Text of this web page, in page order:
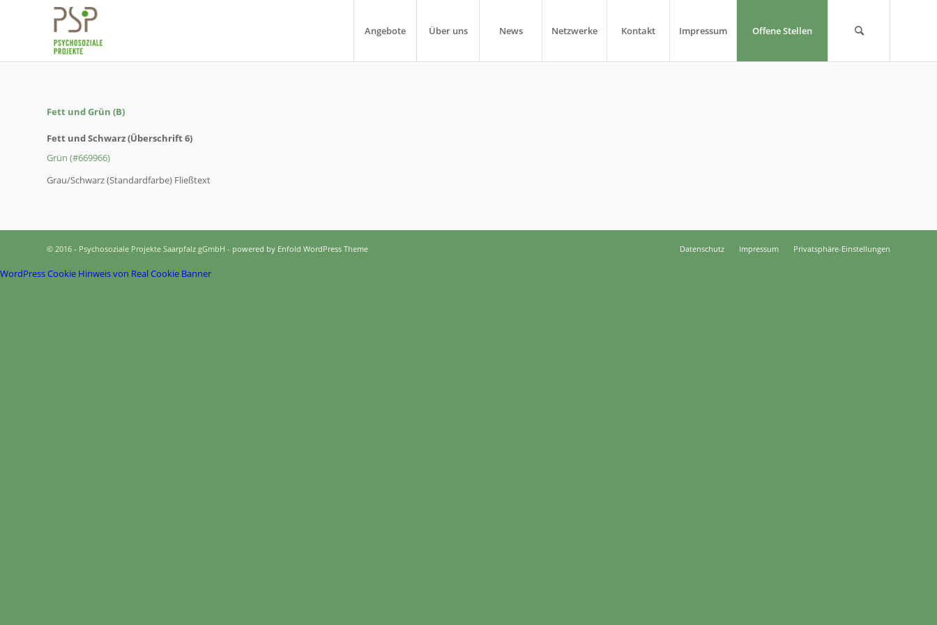
Angebote Über uns News Netzwerke Kontakt Impressum Offene Stellen
Fett und Grün (B)
Fett und Schwarz (Überschrift 6)
Grün (#669966)
Grau/Schwarz (Standardfarbe) Fließtext
© 2016 - Psychosoziale Projekte Saarpfalz gGmbH - powered by Enfold WordPress Theme Datenschutz Impressum Privatsphäre-Einstellungen
WordPress Cookie Hinweis von Real Cookie Banner